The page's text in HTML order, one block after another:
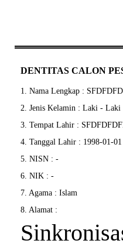
DENTITAS CALON
1. Nama Lengkap :
2. Jenis Kelamin : Laki - Laki
3. Tempat Lahir :
4. Tanggal Lahir : 1998-01-01
5. NISN : -
6. NIK : -
7. Agama : Islam
8. Alamat :